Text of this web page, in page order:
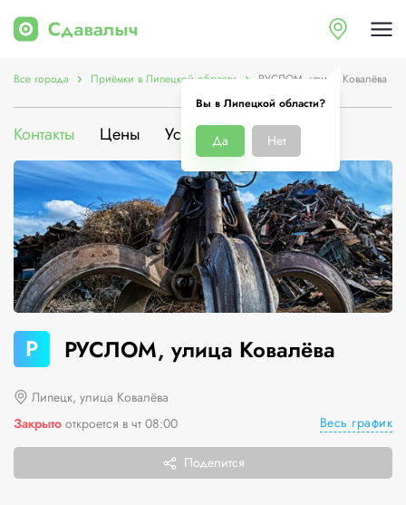
Вы в Липецкой области?
Да Нет
Все города Приёмки в Липецкой области РУСЛОМ, улица Ковалёва
Контакты Цены Услуги О компании
Р РУСЛОМ, улица Ковалёва
Липецк, улица Ковалёва
Закрыто откроется в чт 08:00 Весь график
Поделится